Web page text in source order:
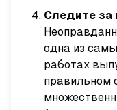
Следите за
одна из
работах
правильном